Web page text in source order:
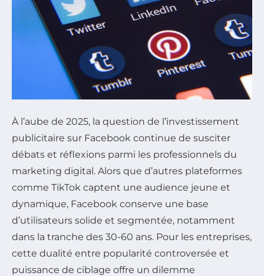
À l’aube de 2025, la question de l’investissement
publicitaire sur Facebook continue de susciter
débats et réflexions parmi les professionnels du
marketing digital. Alors que d’autres plateformes
comme TikTok captent une audience jeune et
dynamique, Facebook conserve une base
d’utilisateurs solide et segmentée, notamment
dans la tranche des 30-60 ans. Pour les entreprises,
cette dualité entre popularité controversée et
puissance de ciblage offre un dilemme